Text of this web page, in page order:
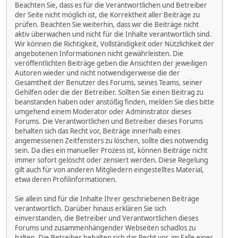
Beachten Sie, dass es für die Verantwortlichen und Betreiber
der Seite nicht möglich ist, die Korrektheit aller Beiträge zu
prüfen. Beachten Sie weiterhin, dass wir die Beiträge nicht
aktiv überwachen und nicht für die Inhalte verantwortlich sind.
Wir können die Richtigkeit, Vollständigkeit oder Nützlichkeit der
angebotenen Informationen nicht gewährleisten. Die
veröffentlichten Beiträge geben die Ansichten der jeweiligen
Autoren wieder und nicht notwendigerweise die der
Gesamtheit der Benutzer des Forums, seines Teams, seiner
Gehilfen oder die der Betreiber. Sollten Sie einen Beitrag zu
beanstanden haben oder anstößig finden, melden Sie dies bitte
umgehend einem Moderator oder Administrator dieses
Forums. Die Verantwortlichen und Betreiber dieses Forums
behalten sich das Recht vor, Beiträge innerhalb eines
angemessenen Zeitfensters zu löschen, sollte dies notwendig
sein. Da dies ein manueller Prozess ist, können Beiträge nicht
immer sofort gelöscht oder zensiert werden. Diese Regelung
gilt auch für von anderen Mitgliedern eingestelltes Material,
etwa deren Profilinformationen.
Sie allein sind für die Inhalte Ihrer geschriebenen Beiträge
verantwortlich. Darüber hinaus erklären Sie sich
einverstanden, die Betreiber und Verantwortlichen dieses
Forums und zusammenhängender Webseiten schadlos zu